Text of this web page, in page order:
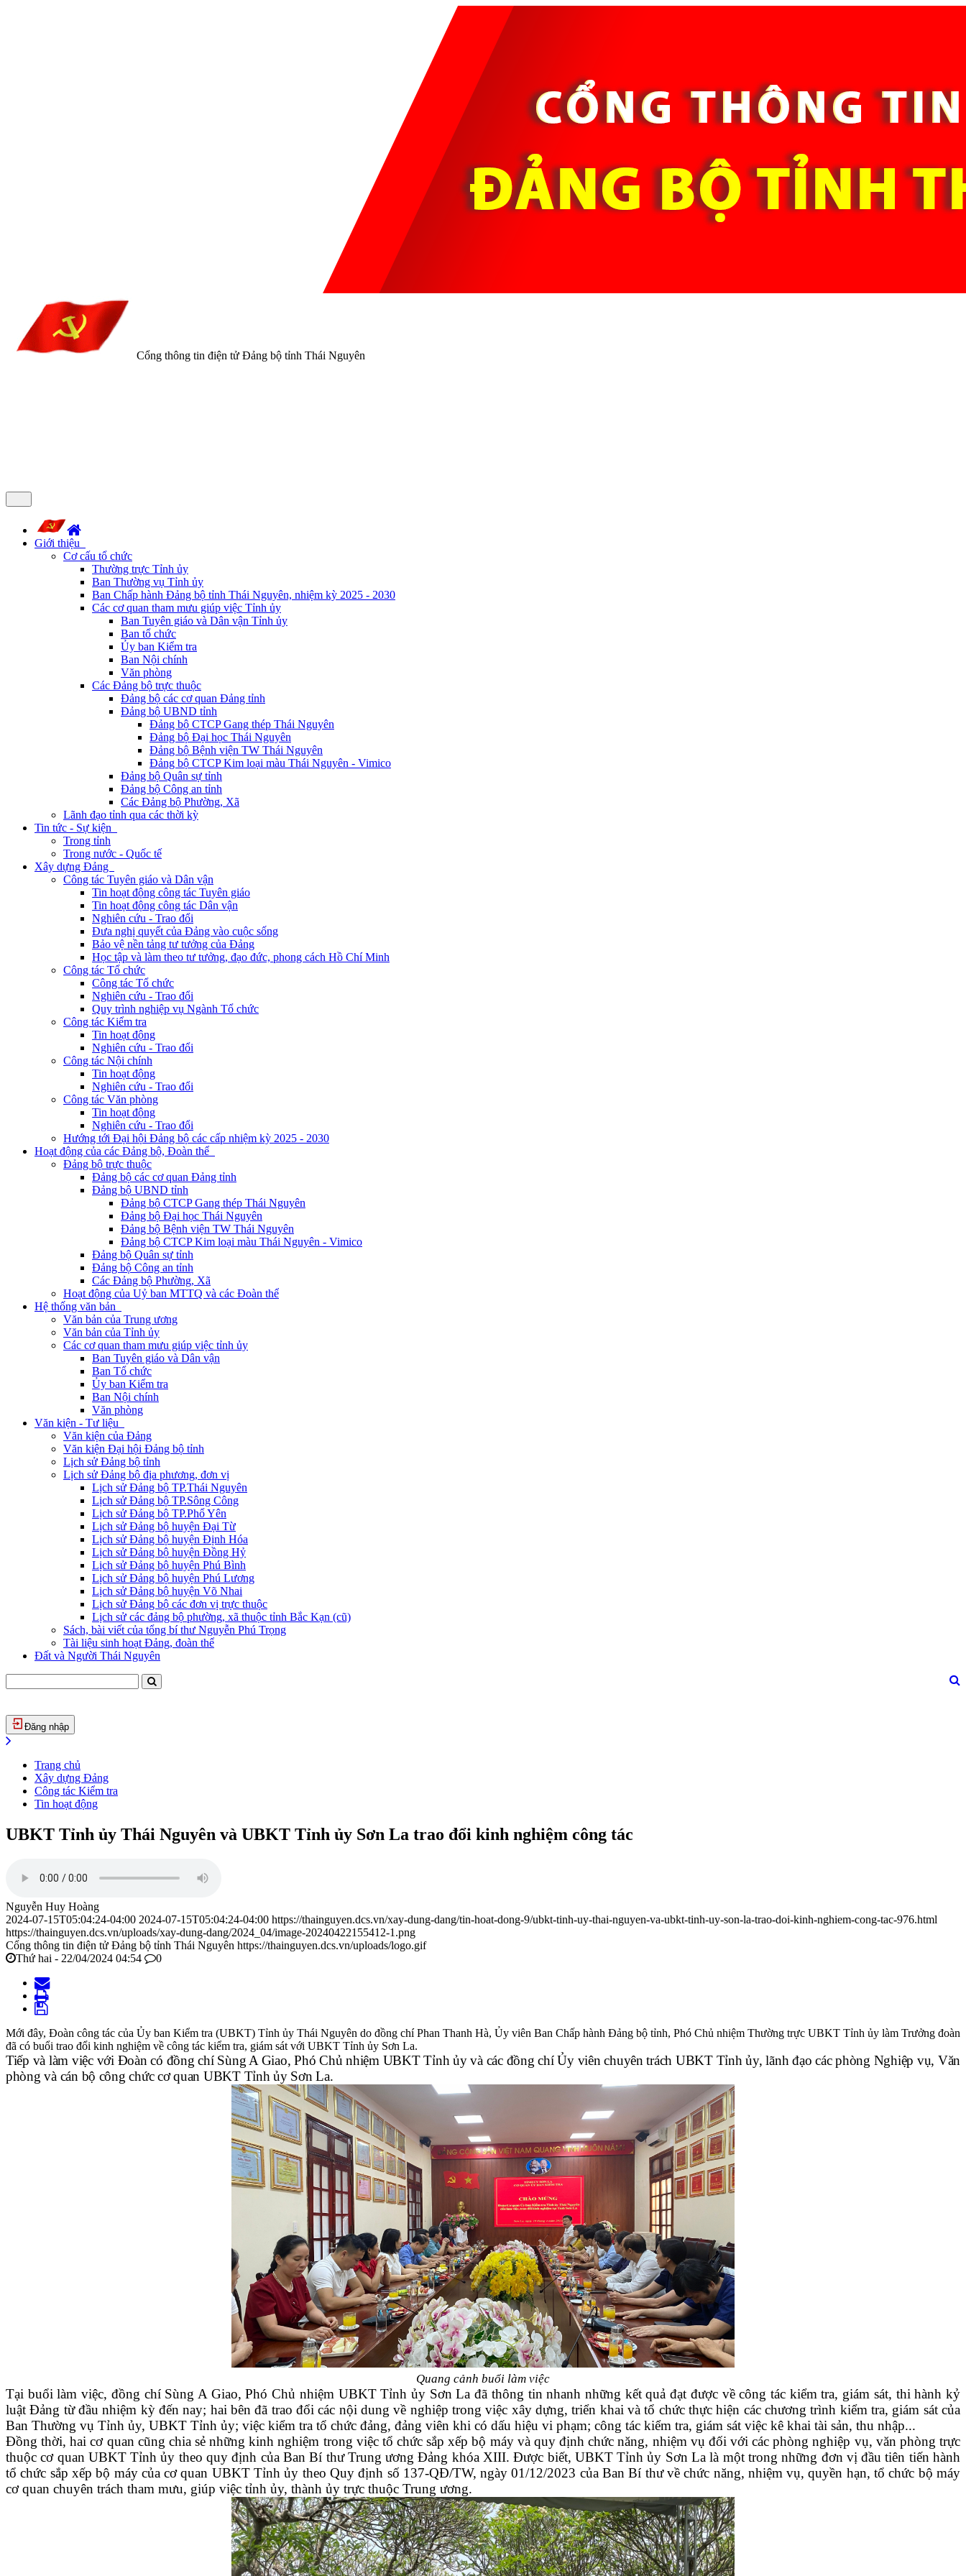
Cổng thông tin điện tử Đảng bộ tỉnh Thái Nguyên
Giới thiệu
Cơ cấu tổ chức
Thường trực Tỉnh ủy
Ban Thường vụ Tỉnh ủy
Ban Chấp hành Đảng bộ tỉnh Thái Nguyên, nhiệm kỳ 2025 - 2030
Các cơ quan tham mưu giúp việc Tỉnh ủy
Ban Tuyên giáo và Dân vận Tỉnh ủy
Ban tổ chức
Ủy ban Kiểm tra
Ban Nội chính
Văn phòng
Các Đảng bộ trực thuộc
Đảng bộ các cơ quan Đảng tỉnh
Đảng bộ UBND tỉnh
Đảng bộ CTCP Gang thép Thái Nguyên
Đảng bộ Đại học Thái Nguyên
Đảng bộ Bệnh viện TW Thái Nguyên
Đảng bộ CTCP Kim loại màu Thái Nguyên - Vimico
Đảng bộ Quân sự tỉnh
Đảng bộ Công an tỉnh
Các Đảng bộ Phường, Xã
Lãnh đạo tỉnh qua các thời kỳ
Tin tức - Sự kiện
Trong tỉnh
Trong nước - Quốc tế
Xây dựng Đảng
Công tác Tuyên giáo và Dân vận
Tin hoạt động công tác Tuyên giáo
Tin hoạt động công tác Dân vận
Nghiên cứu - Trao đổi
Đưa nghị quyết của Đảng vào cuộc sống
Bảo vệ nền tảng tư tưởng của Đảng
Học tập và làm theo tư tưởng, đạo đức, phong cách Hồ Chí Minh
Công tác Tổ chức
Công tác Tổ chức
Nghiên cứu - Trao đổi
Quy trình nghiệp vụ Ngành Tổ chức
Công tác Kiểm tra
Tin hoạt động
Nghiên cứu - Trao đổi
Công tác Nội chính
Tin hoạt động
Nghiên cứu - Trao đổi
Công tác Văn phòng
Tin hoạt động
Nghiên cứu - Trao đổi
Hướng tới Đại hội Đảng bộ các cấp nhiệm kỳ 2025 - 2030
Hoạt động của các Đảng bộ, Đoàn thể
Đảng bộ trực thuộc
Đảng bộ các cơ quan Đảng tỉnh
Đảng bộ UBND tỉnh
Đảng bộ CTCP Gang thép Thái Nguyên
Đảng bộ Đại học Thái Nguyên
Đảng bộ Bệnh viện TW Thái Nguyên
Đảng bộ CTCP Kim loại màu Thái Nguyên - Vimico
Đảng bộ Quân sự tỉnh
Đảng bộ Công an tỉnh
Các Đảng bộ Phường, Xã
Hoạt động của Uỷ ban MTTQ và các Đoàn thể
Hệ thống văn bản
Văn bản của Trung ương
Văn bản của Tỉnh ủy
Các cơ quan tham mưu giúp việc tỉnh ủy
Ban Tuyên giáo và Dân vận
Ban Tổ chức
Ủy ban Kiểm tra
Ban Nội chính
Văn phòng
Văn kiện - Tư liệu
Văn kiện của Đảng
Văn kiện Đại hội Đảng bộ tỉnh
Lịch sử Đảng bộ tỉnh
Lịch sử Đảng bộ địa phương, đơn vị
Lịch sử Đảng bộ TP.Thái Nguyên
Lịch sử Đảng bộ TP.Sông Công
Lịch sử Đảng bộ TP.Phổ Yên
Lịch sử Đảng bộ huyện Đại Từ
Lịch sử Đảng bộ huyện Định Hóa
Lịch sử Đảng bộ huyện Đồng Hỷ
Lịch sử Đảng bộ huyện Phú Bình
Lịch sử Đảng bộ huyện Phú Lương
Lịch sử Đảng bộ huyện Võ Nhai
Lịch sử Đảng bộ các đơn vị trực thuộc
Lịch sử các đảng bộ phường, xã thuộc tỉnh Bắc Kạn (cũ)
Sách, bài viết của tổng bí thư Nguyễn Phú Trọng
Tài liệu sinh hoạt Đảng, đoàn thể
Đất và Người Thái Nguyên
Đăng nhập
Trang chủ
Xây dựng Đảng
Công tác Kiểm tra
Tin hoạt động
UBKT Tỉnh ủy Thái Nguyên và UBKT Tỉnh ủy Sơn La trao đổi kinh nghiệm công tác
Nguyễn Huy Hoàng
2024-07-15T05:04:24-04:00 2024-07-15T05:04:24-04:00 https://thainguyen.dcs.vn/xay-dung-dang/tin-hoat-dong-9/ubkt-tinh-uy-thai-nguyen-va-ubkt-tinh-uy-son-la-trao-doi-kinh-nghiem-cong-tac-976.html
https://thainguyen.dcs.vn/uploads/xay-dung-dang/2024_04/image-20240422155412-1.png
Cổng thông tin điện tử Đảng bộ tỉnh Thái Nguyên https://thainguyen.dcs.vn/uploads/logo.gif
Thứ hai - 22/04/2024 04:54
0
Mới đây, Đoàn công tác của Ủy ban Kiểm tra (UBKT) Tỉnh ủy Thái Nguyên do đồng chí Phan Thanh Hà, Ủy viên Ban Chấp hành Đảng bộ tỉnh, Phó Chủ nhiệm Thường trực UBKT Tỉnh ủy làm Trưởng đoàn
đã có buổi trao đổi kinh nghiệm về công tác kiểm tra, giám sát với UBKT Tỉnh ủy Sơn La.
Tiếp và làm việc với Đoàn có đồng chí Sùng A Giao, Phó Chủ nhiệm UBKT Tỉnh ủy và các đồng chí Ủy viên chuyên trách UBKT Tỉnh ủy, lãnh đạo các phòng Nghiệp vụ, Văn
phòng và cán bộ công chức cơ quan UBKT Tỉnh ủy Sơn La.
Quang cảnh buổi làm việc
Tại buổi làm việc, đồng chí Sùng A Giao, Phó Chủ nhiệm UBKT Tỉnh ủy Sơn La đã thông tin nhanh những kết quả đạt được về công tác kiểm tra, giám sát, thi hành kỷ
luật Đảng từ đầu nhiệm kỳ đến nay; hai bên đã trao đổi các nội dung về nghiệp trong việc xây dựng, triển khai và tổ chức thực hiện các chương trình kiểm tra, giám sát của
Ban Thường vụ Tỉnh ủy, UBKT Tỉnh ủy; việc kiểm tra tổ chức đảng, đảng viên khi có dấu hiệu vi phạm; công tác kiểm tra, giám sát việc kê khai tài sản, thu nhập...
Đồng thời, hai cơ quan cũng chia sẻ những kinh nghiệm trong việc tổ chức sắp xếp bộ máy và quy định chức năng, nhiệm vụ đối với các phòng nghiệp vụ, văn phòng trực
thuộc cơ quan UBKT Tỉnh ủy theo quy định của Ban Bí thư Trung ương Đảng khóa XIII. Được biết, UBKT Tỉnh ủy Sơn La là một trong những đơn vị đầu tiên tiến hành
tổ chức sắp xếp bộ máy của cơ quan UBKT Tỉnh ủy theo Quy định số 137-QĐ/TW, ngày 01/12/2023 của Ban Bí thư về chức năng, nhiệm vụ, quyền hạn, tổ chức bộ máy
cơ quan chuyên trách tham mưu, giúp việc tỉnh ủy, thành ủy trực thuộc Trung ương.